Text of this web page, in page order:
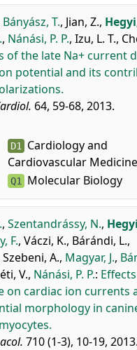
Bányász, T., Jian, Z.,
, Nánási, P. P., Izu, L. T.,
of the late Na+ current
potential and its
64, 59-68, 2013.
D1 Cardiology and
Cardiovascular Medicine
Q1 Molecular Biology
, Szentandrássy, N.,
F., Váczi, K., Bárándi, L.,
Szebeni, A., Magyar, J.,
V., Nánási, P. P.:
on cardiac ion currents
morphology in
710 (1-3), 10-19, 2013.